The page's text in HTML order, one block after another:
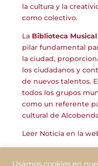
la cultura y la
como colectivo.
La Biblioteca
pilar fundamental
la ciudad,
los ciudadanos y
de nuevos talentos.
todos los grupos
como un referente
cultural de
Leer Noticia en la
Usamos cookies en